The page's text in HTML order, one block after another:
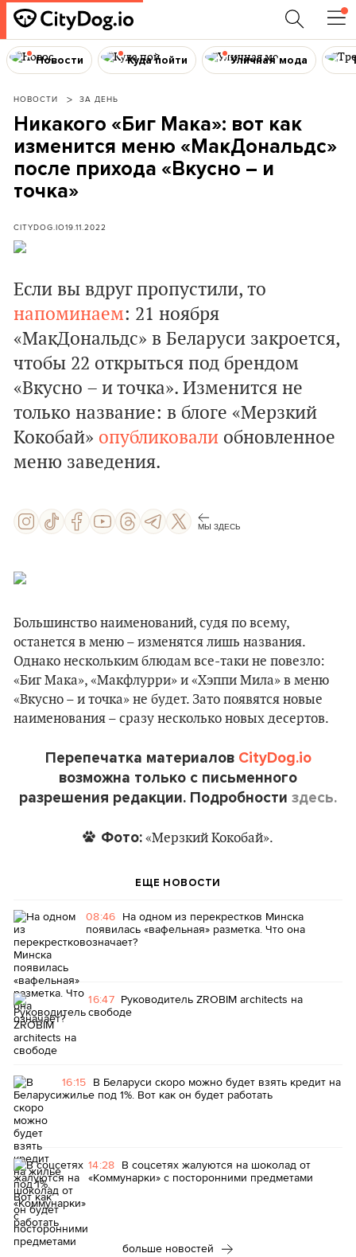
Новости Куда пойти Уличная мода
НОВОСТИ ЗА ДЕНЬ
Никакого «Биг Мака»: вот как
изменится меню «МакДональдс»
после прихода «Вкусно – и
точка»
CITYDOG.IO19.11.2022
Если вы вдруг пропустили, то
напоминаем: 21 ноября
«МакДональдс» в Беларуси закроется,
чтобы 22 открыться под брендом
«Вкусно – и точка». Изменится не
только название: в блоге «Мерзкий
Кокобай» опубликовали обновленное
меню заведения.
МЫ ЗДЕСЬ
Большинство наименований, судя по всему,
останется в меню – изменятся лишь названия.
Однако нескольким блюдам все-таки не повезло:
«Биг Мака», «Макфлурри» и «Хэппи Мила» в меню
«Вкусно – и точка» не будет. Зато появятся новые
наименования – сразу несколько новых десертов.
Перепечатка материалов CityDog.io
возможна только с письменного
разрешения редакции. Подробности здесь.
Фото: «Мерзкий Кокобай».
ЕЩЕ НОВОСТИ
08:46 На одном из перекрестков Минска
появилась «вафельная» разметка. Что она
означает?
16:47 Руководитель ZROBIM architects на
свободе
16:15 В Беларуси скоро можно будет взять кредит на
жилье под 1%. Вот как он будет работать
14:28 В соцсетях жалуются на шоколад от
«Коммунарки» с посторонними предметами
больше новостей